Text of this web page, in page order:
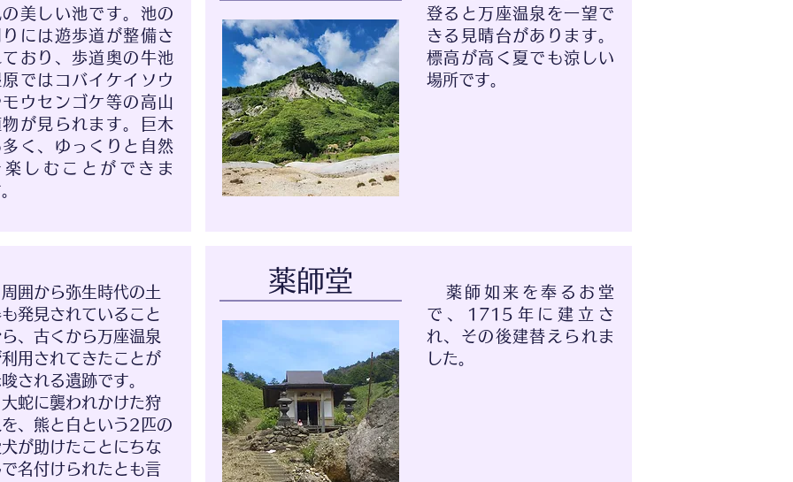
の美しい池です。池の
りには遊歩道が整備さ
ており、歩道奥の牛池
原ではコバイケイソウ
モウセンゴケ等の高山
物が見られます。巨木
多く、ゆっくりと自然
楽しむことができま
囲から弥生時代の土
発見されていること
、古くから万座温泉
用されてきたことが
される遺跡です。
蛇に襲われかけた狩
、熊と白という2匹の
が助けたことにちな
名付けられたとも言
登ると万座温泉を一望で
きる見晴台があります。
標高が高く夏でも涼しい
場所です。​
薬師堂
薬師如来を奉るお堂
で、1715年に建立さ
れ、その後建替えられま
した。